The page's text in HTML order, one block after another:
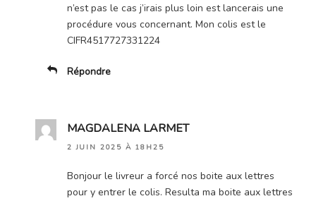
n’est pas le cas j’irais plus loin est lancerais une
procédure vous concernant. Mon colis est le
CIFR4517727331224
Répondre
MAGDALENA LARMET
2 JUIN 2025 À 18H25
Bonjour le livreur a forcé nos boite aux lettres
pour y entrer le colis. Resulta ma boite aux lettres